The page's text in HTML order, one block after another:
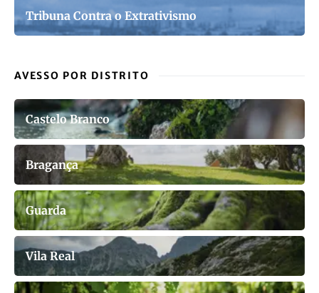
Tribuna Contra o Extrativismo
AVESSO POR DISTRITO
Castelo Branco
Bragança
Guarda
Vila Real